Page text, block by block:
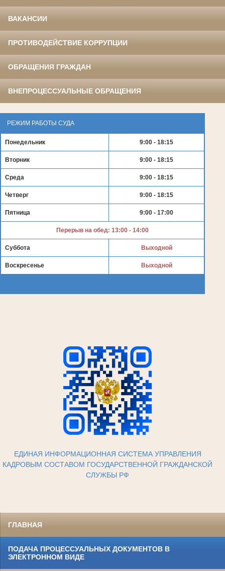
ВАКАНСИИ
ПРОТИВОДЕЙСТВИЕ КОРРУПЦИИ
ОБРАЩЕНИЯ ГРАЖДАН
ВНЕПРОЦЕССУАЛЬНЫЕ ОБРАЩЕНИЯ
РЕЖИМ РАБОТЫ СУДА
Понедельник 9:00 - 18:15
Вторник 9:00 - 18:15
Среда 9:00 - 18:15
Четверг 9:00 - 18:15
Пятница 9:00 - 17:00
Перерыв на обед: 13:00 - 14:00
Суббота Выходной
Воскресенье Выходной
ЕДИНАЯ ИНФОРМАЦИОННАЯ СИСТЕМА УПРАВЛЕНИЯ
КАДРОВЫМ СОСТАВОМ ГОСУДАРСТВЕННОЙ ГРАЖДАНСКОЙ
СЛУЖБЫ РФ
ГЛАВНАЯ
ПОДАЧА ПРОЦЕССУАЛЬНЫХ ДОКУМЕНТОВ В
ЭЛЕКТРОННОМ ВИДЕ